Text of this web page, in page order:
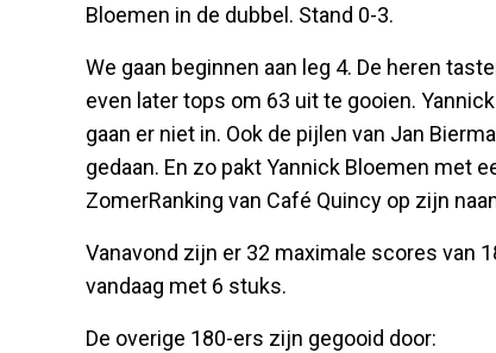
Bloemen in de dubbel. Stand 0-3.
We gaan beginnen aan leg 4. De heren
even later tops om 63 uit te gooien.
gaan er niet in. Ook de pijlen van Jan
gedaan. En zo pakt Yannick Bloemen met
ZomerRanking van Café Quincy op zijn
Vanavond zijn er 32 maximale scores van
vandaag met 6 stuks.
De overige 180-ers zijn gegooid door: